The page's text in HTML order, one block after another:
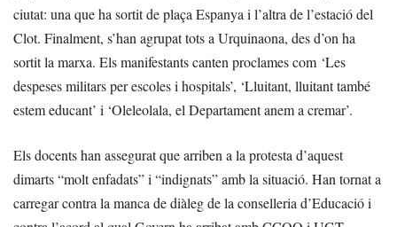
ciutat: una que ha sortit de plaça Espanya i l’altra de l’estació del
Clot. Finalment, s’han agrupat tots a Urquinaona, des d’on ha
sortit la marxa. Els manifestants canten proclames com ‘Les
despeses militars per escoles i hospitals’, ‘Lluitant, lluitant també
estem educant’ i ‘Oleleolala, el Departament anem a cremar’.
Els docents han assegurat que arriben a la protesta d’aquest
dimarts “molt enfadats” i “indignats” amb la situació. Han tornat a
carregar contra la manca de diàleg de la conselleria d’Educació i